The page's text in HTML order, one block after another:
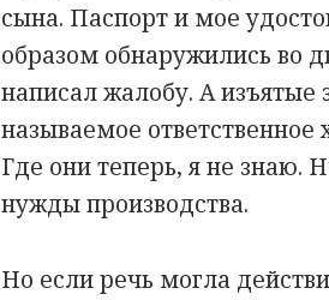
сына. Паспорт и мое
образом обнаружились во
написал жалобу. А
называемое ответственное
Где они теперь, я не знаю.
нужды производства.
Но если речь могла